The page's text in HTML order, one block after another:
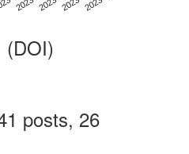
(DOI)
posts, 26